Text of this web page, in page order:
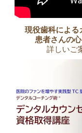
現役歯科による
患者さんの
詳しいご